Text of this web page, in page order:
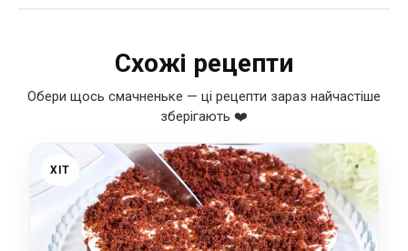
Схожі рецепти
Обери щось смачненьке — ці рецепти зараз найчастіше
зберігають ❤️
ХІТ